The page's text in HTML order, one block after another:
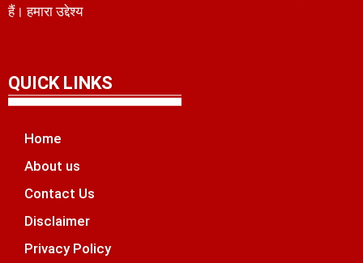
हैं। हमारा उद्देश्य
QUICK LINKS
Home
About us
Contact Us
Disclaimer
Privacy Policy